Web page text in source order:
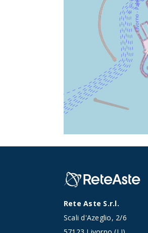
Rete Aste S.r.l.
Scali d'Azeglio, 2/6